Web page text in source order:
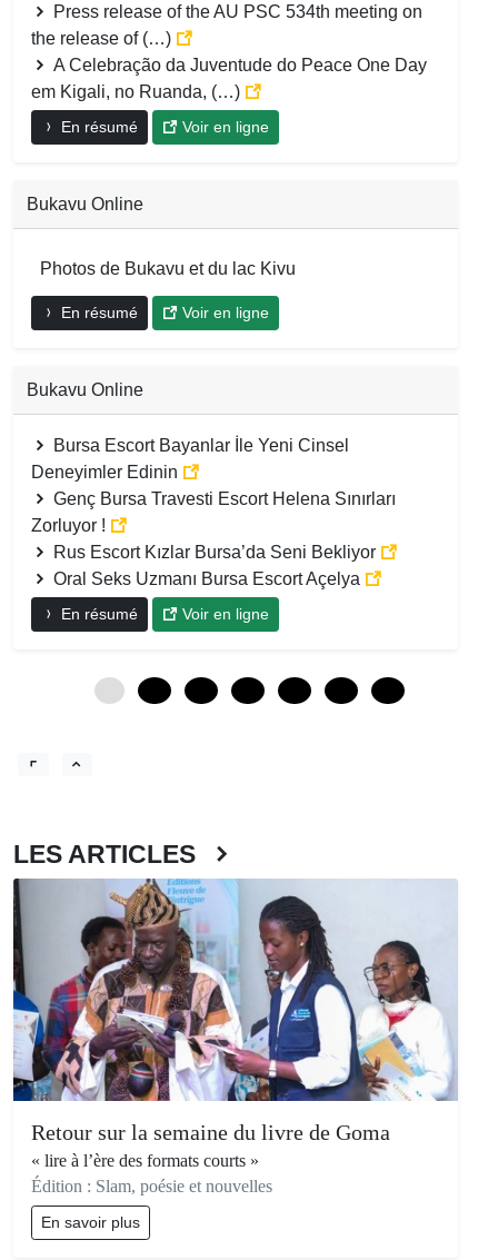
Press release of the AU PSC 534th meeting on
the release of (…)
A Celebração da Juventude do Peace One Day
em Kigali, no Ruanda, (…)
En résumé Voir en ligne
Bukavu Online
Photos de Bukavu et du lac Kivu
En résumé Voir en ligne
Bukavu Online
Bursa Escort Bayanlar İle Yeni Cinsel
Deneyimler Edinin
Genç Bursa Travesti Escort Helena Sınırları
Zorluyor !
Rus Escort Kızlar Bursa’da Seni Bekliyor
Oral Seks Uzmanı Bursa Escort Açelya
En résumé Voir en ligne
LES ARTICLES
Retour sur la semaine du livre de Goma
« lire à l’ère des formats courts »
Édition : Slam, poésie et nouvelles
En savoir plus